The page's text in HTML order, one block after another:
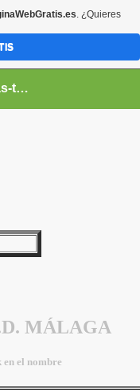
amigosmalaguistas-temporadas
MÁLAGA
el nombre
. ¿Quieres